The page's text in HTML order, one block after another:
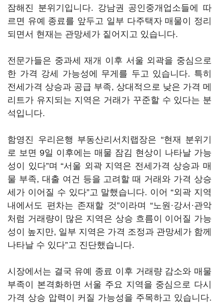
잠해진 분위기입니다. 강남권 공인중개업소들에 따
르면 유예 종료를 앞두고 일부 다주택자 매물이 정리
되면서 현재는 관망세가 짙어지고 있습니다.
전문가들은 중과세 재개 이후 서울 외곽을 중심으로
한 가격 강세 가능성에 무게를 두고 있습니다. 특히
전세가격 상승과 공급 부족, 상대적으로 낮은 가격 메
리트가 유지되는 지역은 거래가 꾸준할 수 있다는 분
석입니다.
함영진 우리은행 부동산리서치랩장은 “현재 분위기
로 보면 9일 이후에는 매물 잠김 현상이 나타날 가능
성이 있다”며 “서울 외곽 지역은 전세가격 상승과 매
물 부족, 대출 여건 등을 고려할 때 거래와 가격 상승
세가 이어질 수 있다”고 말했습니다. 이어 “외곽 지역
내에서도 편차는 존재할 것”이라며 “노원·강서·관악
처럼 거래량이 많은 지역은 상승 흐름이 이어질 가능
성이 높지만, 일부 지역은 가격 조정과 관망세가 함께
나타날 수 있다”고 진단했습니다.
시장에서는 결국 유예 종료 이후 거래량 감소와 매물
부족이 본격화하면 서울 주요 지역을 중심으로 다시
가격 상승 압력이 커질 가능성을 주목하고 있습니다.